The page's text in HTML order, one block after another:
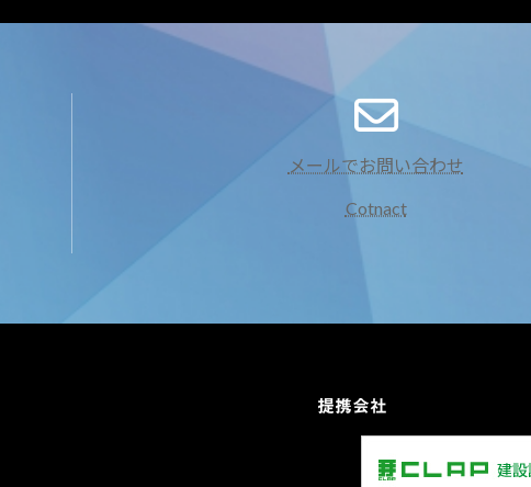
ア
イ
コ
リ
ク
メールでお問い合わせ
Cotnact
提携会社